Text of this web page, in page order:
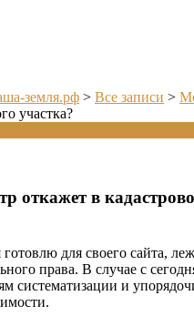
земля.рф > Все записи >
участка?
откажет в
для своего сайта,
права. В случае с
систематизации и